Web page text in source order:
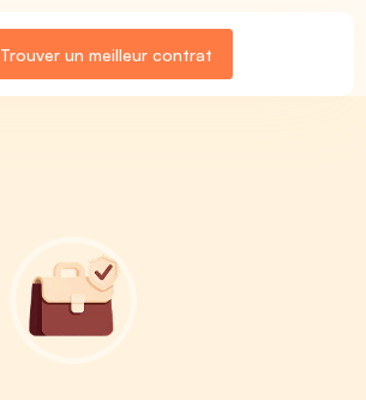
Trouver un meilleur contrat